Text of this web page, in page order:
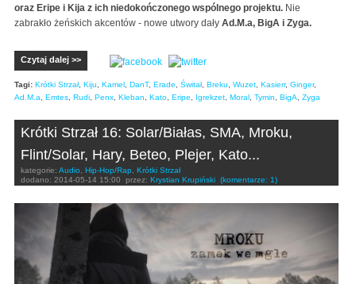
oraz Eripe i Kija z ich niedokończonego wspólnego projektu. Nie
zabrakło żeńskich akcentów - nowe utwory dały Ad.M.a, BigA i Zyga.
Czytaj dalej >>
Tagi: Krótki Strzał, Kiju, Kamel, DanT, Erade, Świtał, Breku, Wuzet, Kasierr, Ginger,
Ad.M.a, Emtes, Rudi, Penx, Kleban, Kato, Eripe, Igrekzet, Moral, Tymin, BigA, Zyga
Krótki Strzał 16: Solar/Białas, SMA, Mroku,
Flint/Solar, Hary, Beteo, Plejer, Kato...
kategorie: Audio, Hip-Hop/Rap, Krótki Strzał
dodano: 2014-05-14 15:00 przez: Krystian Krupiński (komentarze: 1)